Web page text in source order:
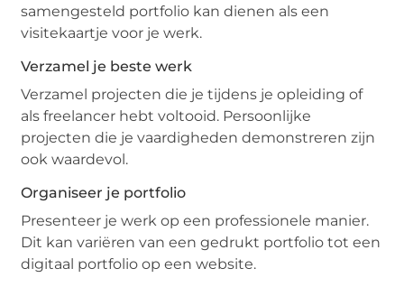
samengesteld portfolio kan dienen als een
visitekaartje voor je werk.
Verzamel je beste werk
Verzamel projecten die je tijdens je opleiding of
als freelancer hebt voltooid. Persoonlijke
projecten die je vaardigheden demonstreren zijn
ook waardevol.
Organiseer je portfolio
Presenteer je werk op een professionele manier.
Dit kan variëren van een gedrukt portfolio tot een
digitaal portfolio op een website.